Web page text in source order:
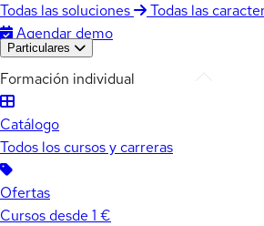
Todas las soluciones
Todas las
Agendar demo
Particulares
Formación individual
Catálogo
Todos los cursos y carreras
Ofertas
Cursos desde 1 €